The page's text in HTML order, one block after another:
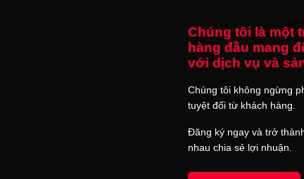
Chúng tôi là một
hàng đầu mang
với dịch vụ và
Chúng tôi không ngừng
tuyệt đối từ khách hàng.
Đăng ký ngay và trở
nhau chia sẻ lợi nhuận.